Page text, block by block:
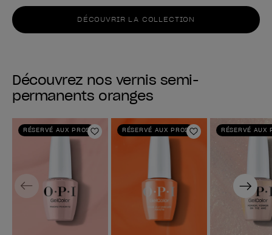
DÉCOUVRIR LA COLLECTION
Découvrez nos vernis semi-
permanents oranges
RÉSERVÉ AUX PROS
Ajouter aux favoris
RÉSERVÉ AUX PROS
Ajouter aux
RÉSERVÉ AUX
Previous Next